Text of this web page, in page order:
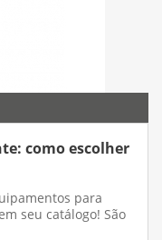
como escolher
para
seu catálogo! São